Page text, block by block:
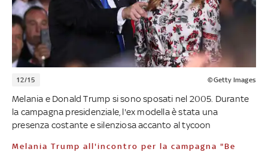
12/15 ©Getty Images
Melania e Donald Trump si sono sposati nel 2005. Durante
la campagna presidenziale, l'ex modella è stata una
presenza costante e silenziosa accanto al tycoon
Melania Trump all'incontro per la campagna "Be